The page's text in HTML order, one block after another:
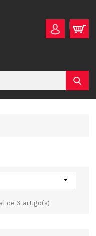

de 3 artigo(s)